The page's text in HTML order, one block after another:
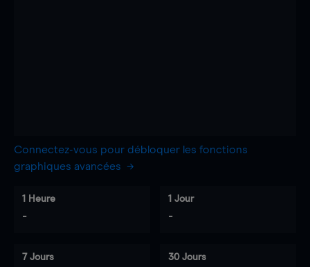
Connectez-vous pour débloquer les fonctions
graphiques avancées
1 Heure
-
1 Jour
-
7 Jours 30 Jours